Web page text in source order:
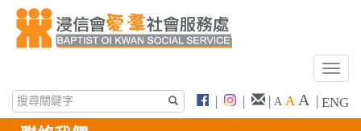
T
g
| | | A A A | ENG